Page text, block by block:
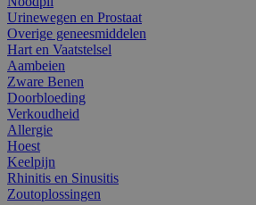
Urinewegen en Prostaat
Overige geneesmiddelen
Hart en Vaatstelsel
Aambeien
Zware Benen
Doorbloeding
Verkoudheid
Allergie
Hoest
Keelpijn
Rhinitis en Sinusitis
Zoutoplossingen